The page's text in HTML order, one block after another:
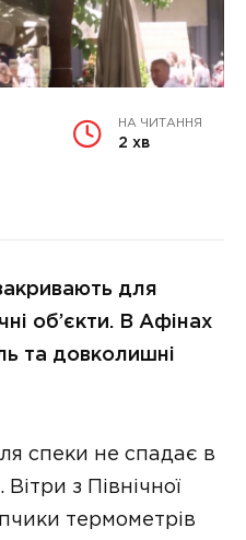
НА ЧИТАННЯ
2 хв
для
об’єкти. В Афінах
та довколишні
спеки не спадає в
Вітри з Північної
термометрів